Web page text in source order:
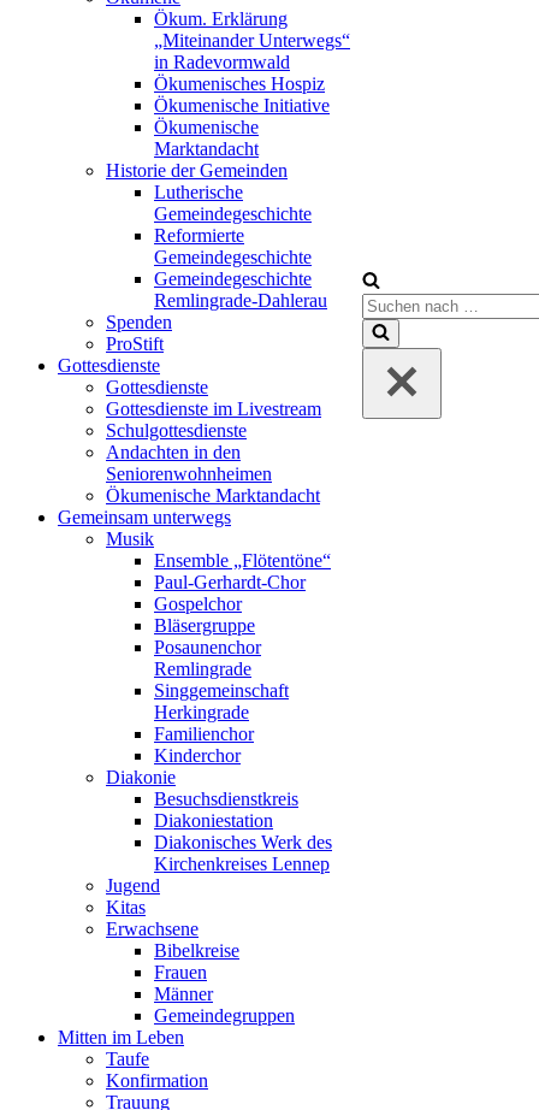
Ökum. Erklärung
„Miteinander Unterwegs“
in Radevormwald
Ökumenisches Hospiz
Ökumenische Initiative
Ökumenische
Marktandacht
Historie der Gemeinden
Lutherische
Gemeindegeschichte
Reformierte
Gemeindegeschichte
Gemeindegeschichte
Remlingrade-Dahlerau
Spenden
ProStift
Gottesdienste
Gottesdienste
Gottesdienste im Livestream
Schulgottesdienste
Andachten in den
Seniorenwohnheimen
Ökumenische Marktandacht
Gemeinsam unterwegs
Musik
Ensemble „Flötentöne“
Paul-Gerhardt-Chor
Gospelchor
Bläsergruppe
Posaunenchor
Remlingrade
Singgemeinschaft
Herkingrade
Familienchor
Kinderchor
Diakonie
Besuchsdienstkreis
Diakoniestation
Diakonisches Werk des
Kirchenkreises Lennep
Jugend
Kitas
Erwachsene
Bibelkreise
Frauen
Männer
Gemeindegruppen
Mitten im Leben
Taufe
Konfirmation
Trauung
Suchen
nach …